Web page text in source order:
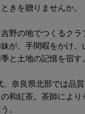
きを贈りませんか。
野の地でつくるク
が、手間暇をかけ
と土地の記憶を宿す
、奈良県北部では品
和紅茶。茶師によ
。